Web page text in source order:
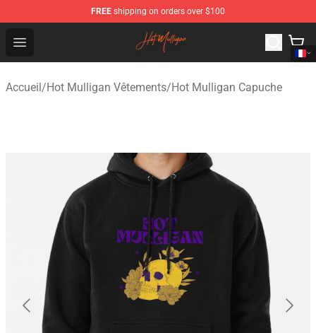
FREE shipping on orders over $100
Open menu
Hot Mulligan Shop - Official Hot Mulligan Merchandise
Accueil/Hot Mulligan Vêtements/Hot Mulligan Capuche